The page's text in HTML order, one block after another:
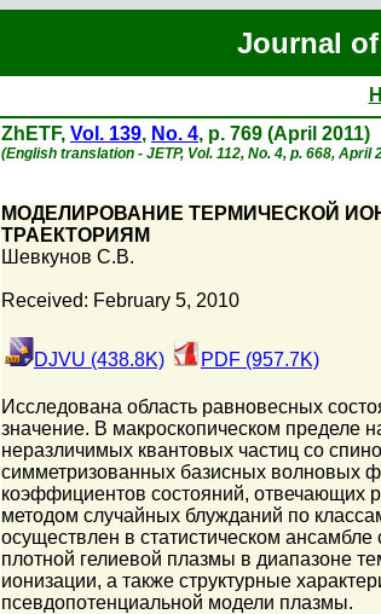
Journal
ZhETF, Vol. 139, No. 4, p. 769 (April 2011)
(English translation - JETP, Vol. 112, No. 4, p. 668, April
МОДЕЛИРОВАНИЕ ТЕРМИЧЕСКОЙ
ТРАЕКТОРИЯМ
Шевкунов С.В.
Received: February 5, 2010
DJVU (438.8K) PDF (957.7K)
Исследована область равновесных
значение. В макроскопическом пределе
неразличимых квантовых частиц со
симметризованных базисных волновых
коэффициентов состояний, отвечающих
методом случайных блужданий по
осуществлен в статистическом
плотной гелиевой плазмы в диапазоне
ионизации, а также структурные
псевдопотенциальной модели плазмы.